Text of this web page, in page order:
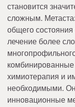
становится
сложным.
общего состояния
лечение более
комбинированные
химиотерапия и
необходимыми.
инновационные